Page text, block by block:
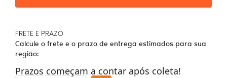
FRETE E PRAZO
Calcule o frete e o prazo de entrega estimados para sua
região:
Prazos começam a contar após coleta!